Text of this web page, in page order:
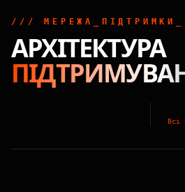
///
АРХІТЕКТУРА
Всі